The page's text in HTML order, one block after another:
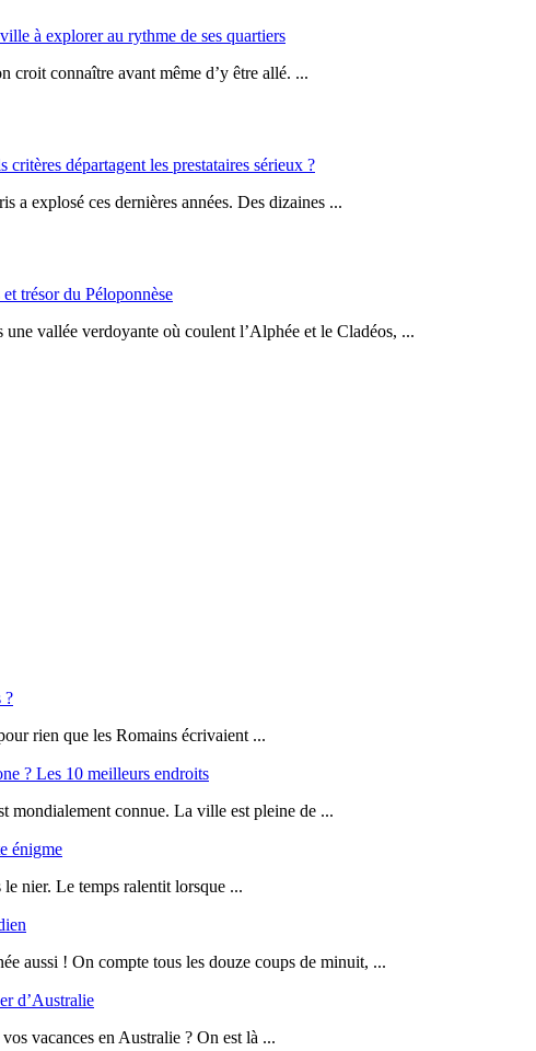
à explorer au rythme de ses quartiers
croit connaître avant même d’y être allé. ...
départagent les prestataires sérieux ?
a explosé ces dernières années. Des dizaines ...
trésor du Péloponnèse
vallée verdoyante où coulent l’Alphée et le Cladéos, ...
?
rien que les Romains écrivaient ...
? Les 10 meilleurs endroits
mondialement connue. La ville est pleine de ...
énigme
nier. Le temps ralentit lorsque ...
aussi ! On compte tous les douze coups de minuit, ...
d’Australie
vacances en Australie ? On est là ...